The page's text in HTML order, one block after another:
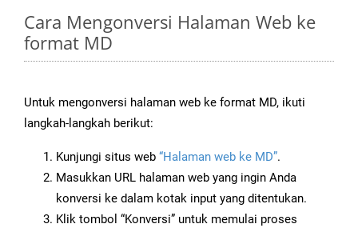
Cara Mengonversi Halaman Web ke
format MD
Untuk mengonversi halaman web ke format MD, ikuti
langkah-langkah berikut:
Kunjungi situs web “Halaman web ke MD”.
Masukkan URL halaman web yang ingin Anda
konversi ke dalam kotak input yang ditentukan.
Klik tombol “Konversi” untuk memulai proses